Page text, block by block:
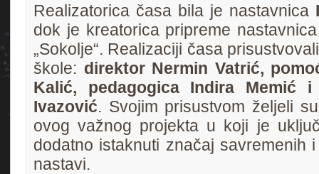
Realizatorica časa bila je nastavnica
dok je kreatorica pripreme
„Sokolje“. Realizaciji časa
škole: direktor Nermin Vatrić,
Kalić, pedagogica Indira Memić
Ivazović. Svojim prisustvom željeli
ovog važnog projekta u koji je
dodatno istaknuti značaj savremenih
nastavi.